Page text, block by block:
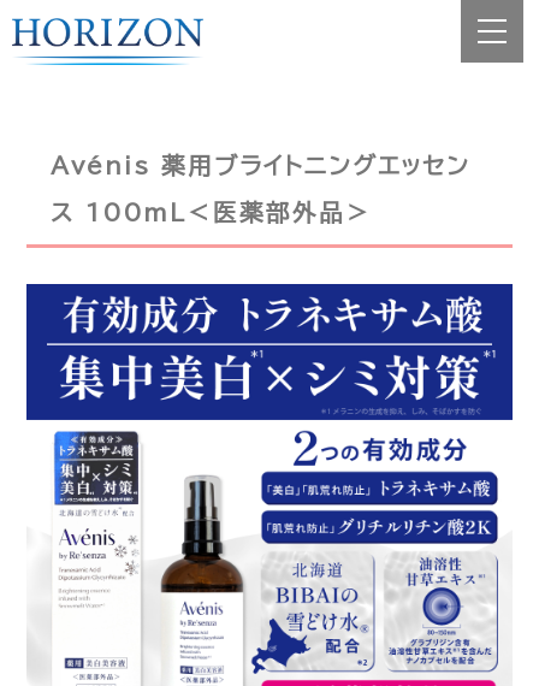
Avénis 薬用ブライトニングエッセン
ス 100mL＜医薬部外品＞